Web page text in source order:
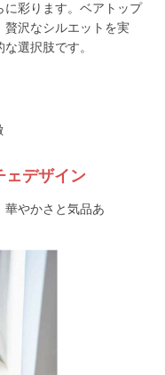
彩ります。ベアトップ
贅沢なシルエットを実
選択肢です。
ェデザイン
華やかさと気品あ